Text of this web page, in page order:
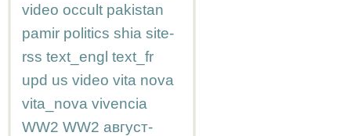
video occult pakistan
pamir politics shia site-
rss text_engl text_fr
upd us video vita nova
vita_nova vivencia
WW2 WW2 август-